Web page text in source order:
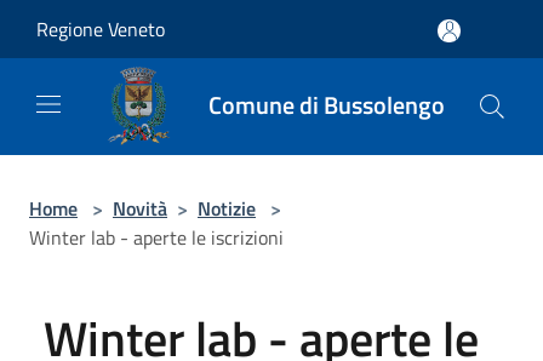
Regione Veneto
Comune di Bussolengo
Home > Novità > Notizie >
Winter lab - aperte le iscrizioni
Winter lab - aperte le